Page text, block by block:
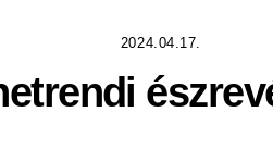
2024.04.17.